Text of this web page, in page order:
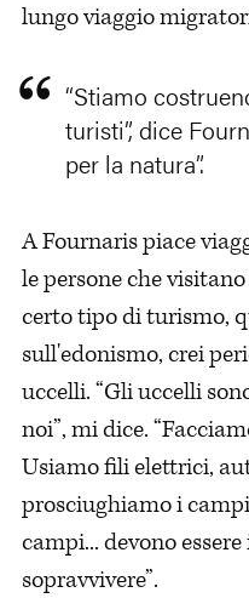
lungo viaggio
“Stiamo
turisti”, dice
per la natura”.
A Fournaris piace
le persone che
certo tipo di turismo,
sull'edonismo, crei
uccelli. “Gli uccelli
noi”, mi dice.
Usiamo fili elettrici,
prosciughiamo i
campi... devono
sopravvivere”.